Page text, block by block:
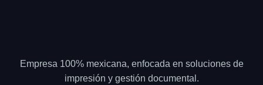
Empresa 100% mexicana, enfocada en soluciones de
impresión y gestión documental.